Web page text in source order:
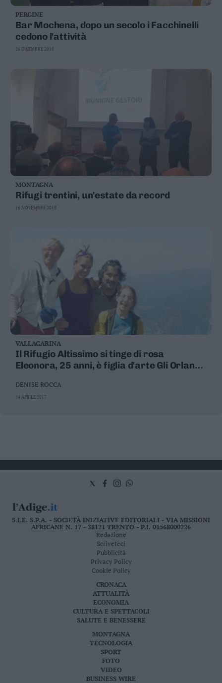
PERGINE
Bar Mochena, dopo un secolo i Facchinelli
cedono l'attività
26 DICEMBRE 2018
MONTAGNA
Rifugi trentini, un'estate da record
16 NOVEMBRE 2018
VALLAGARINA
Il Rifugio Altissimo si tinge di rosa
Eleonora, 25 anni, è figlia d'arte Gli Orlandi
DENISE ROCCA
14 APRILE 2017
S.I.E. S.P.A. - SOCIETÀ INIZIATIVE EDITORIALI - VIA MISSIONI
AFRICANE N. 17 - 38121 TRENTO - P.I. 01568000226
Redazione
Scriveteci
Pubblicità
Privacy Policy
Cookie Policy
CRONACA
ATTUALITÀ
ECONOMIA
CULTURA E SPETTACOLI
SALUTE E BENESSERE
MONTAGNA
TECNOLOGIA
SPORT
FOTO
VIDEO
BUSINESS WIRE